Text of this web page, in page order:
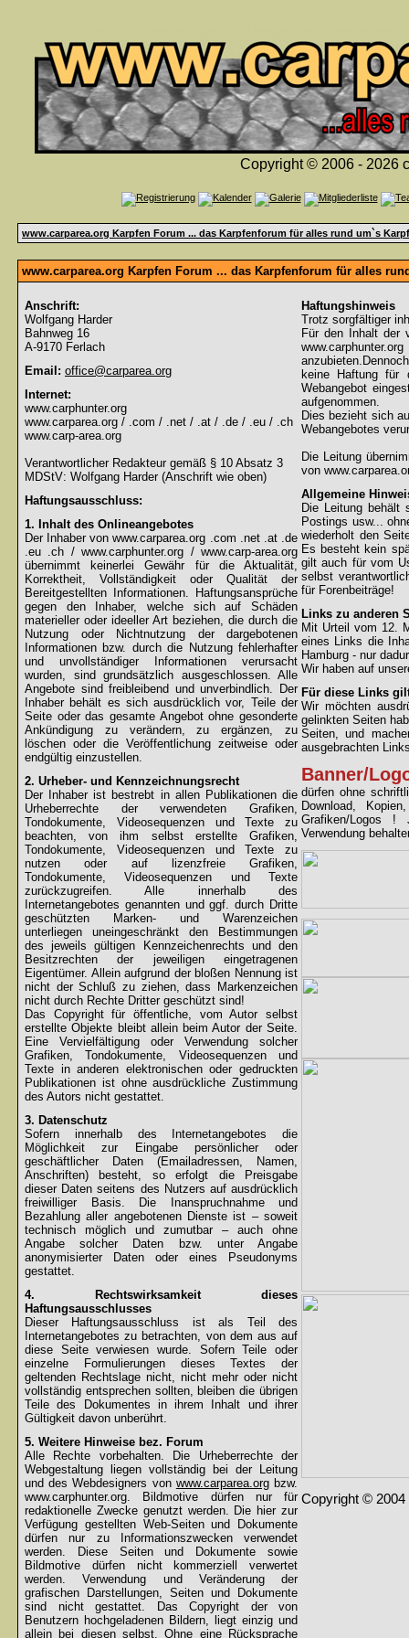
Copyright © 2006 - 2026
www.carparea.org Karpfen Forum ... das Karpfenforum für alles rund um`s
www.carparea.org Karpfen Forum ... das Karpfenforum für alles
Anschrift:
Wolfgang Harder
Bahnweg 16
A-9170 Ferlach
Email: office@carparea.org
Internet:
www.carphunter.org
www.carparea.org / .com / .net / .at / .de / .eu / .ch
www.carp-area.org
Verantwortlicher Redakteur gemäß § 10 Absatz 3
MDStV: Wolfgang Harder (Anschrift wie oben)
Haftungsausschluss:
1. Inhalt des Onlineangebotes
Der Inhaber von www.carparea.org .com .net .at .de
.eu .ch / www.carphunter.org / www.carp-area.org
übernimmt keinerlei Gewähr für die Aktualität,
Korrektheit, Vollständigkeit oder Qualität der
Bereitgestellten Informationen. Haftungsansprüche
gegen den Inhaber, welche sich auf Schäden
materieller oder ideeller Art beziehen, die durch die
Nutzung oder Nichtnutzung der dargebotenen
Informationen bzw. durch die Nutzung fehlerhafter
und unvollständiger Informationen verursacht
wurden, sind grundsätzlich ausgeschlossen. Alle
Angebote sind freibleibend und unverbindlich. Der
Inhaber behält es sich ausdrücklich vor, Teile der
Seite oder das gesamte Angebot ohne gesonderte
Ankündigung zu verändern, zu ergänzen, zu
löschen oder die Veröffentlichung zeitweise oder
endgültig einzustellen.
2. Urheber- und Kennzeichnungsrecht
Der Inhaber ist bestrebt in allen Publikationen die
Urheberrechte der verwendeten Grafiken,
Tondokumente, Videosequenzen und Texte zu
beachten, von ihm selbst erstellte Grafiken,
Tondokumente, Videosequenzen und Texte zu
nutzen oder auf lizenzfreie Grafiken,
Tondokumente, Videosequenzen und Texte
zurückzugreifen. Alle innerhalb des
Internetangebotes genannten und ggf. durch Dritte
geschützten Marken- und Warenzeichen
unterliegen uneingeschränkt den Bestimmungen
des jeweils gültigen Kennzeichenrechts und den
Besitzrechten der jeweiligen eingetragenen
Eigentümer. Allein aufgrund der bloßen Nennung ist
nicht der Schluß zu ziehen, dass Markenzeichen
nicht durch Rechte Dritter geschützt sind!
Das Copyright für öffentliche, vom Autor selbst
erstellte Objekte bleibt allein beim Autor der Seite.
Eine Vervielfältigung oder Verwendung solcher
Grafiken, Tondokumente, Videosequenzen und
Texte in anderen elektronischen oder gedruckten
Publikationen ist ohne ausdrückliche Zustimmung
des Autors nicht gestattet.
3. Datenschutz
Sofern innerhalb des Internetangebotes die
Möglichkeit zur Eingabe persönlicher oder
geschäftlicher Daten (Emailadressen, Namen,
Anschriften) besteht, so erfolgt die Preisgabe
dieser Daten seitens des Nutzers auf ausdrücklich
freiwilliger Basis. Die Inanspruchnahme und
Bezahlung aller angebotenen Dienste ist – soweit
technisch möglich und zumutbar – auch ohne
Angabe solcher Daten bzw. unter Angabe
anonymisierter Daten oder eines Pseudonyms
gestattet.
4. Rechtswirksamkeit dieses
Haftungsausschlusses
Dieser Haftungsausschluss ist als Teil des
Internetangebotes zu betrachten, von dem aus auf
diese Seite verwiesen wurde. Sofern Teile oder
einzelne Formulierungen dieses Textes der
geltenden Rechtslage nicht, nicht mehr oder nicht
vollständig entsprechen sollten, bleiben die übrigen
Teile des Dokumentes in ihrem Inhalt und ihrer
Gültigkeit davon unberührt.
5. Weitere Hinweise bez. Forum
Alle Rechte vorbehalten. Die Urheberrechte der
Webgestaltung liegen vollständig bei der Leitung
und des Webdesigners von www.carparea.orgbzw.
www.carphunter.org. Bildmotive dürfen nur für
redaktionelle Zwecke genutzt werden. Die hier zur
Verfügung gestellten Web-Seiten und Dokumente
dürfen nur zu Informationszwecken verwendet
werden. Diese Seiten und Dokumente sowie
Bildmotive dürfen nicht kommerziell verwertet
werden. Verwendung und Veränderung der
grafischen Darstellungen, Seiten und Dokumente
sind nicht gestattet. Das Copyright der von
Benutzern hochgeladenen Bildern, liegt einzig und
allein bei diesen selbst. Ohne eine Rücksprache
Haftungshinweis
Trotz sorgfältiger
Für den Inhalt der
keine Haftung für
Webangebot
aufgenommen.
Dies bezieht sich
Webangebotes
Die Leitung
von
Allgemeine
Die Leitung behält
Postings usw...
wiederholt den
Es besteht kein
gilt auch für vom
selbst
für Forenbeiträge!
Links zu anderen
Mit Urteil vom 12.
eines Links die
Hamburg - nur
Wir haben auf
Für diese Links
Wir möchten
gelinkten Seiten
Seiten, und
ausgebrachten
Banner/
dürfen ohne
Download,
Grafiken/Logos !
Verwendung
Copyright © 2004